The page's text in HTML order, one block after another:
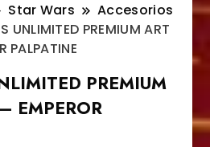
Star Wars
Accesorios
UNLIMITED PREMIUM ART
PALPATINE
PREMIUM
EMPEROR